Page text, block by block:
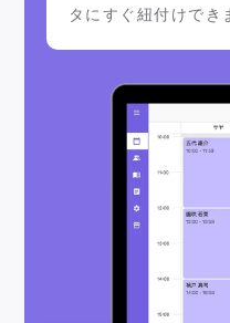
タにすぐ紐付けでき